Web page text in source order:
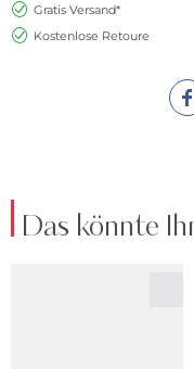
Gratis Versand*
Kostenlose Retoure
Das könnte